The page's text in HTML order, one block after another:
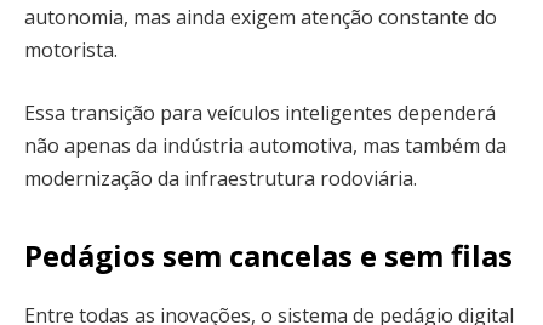
autonomia, mas ainda exigem atenção constante do
motorista.
Essa transição para veículos inteligentes dependerá
não apenas da indústria automotiva, mas também da
modernização da infraestrutura rodoviária.
Pedágios sem cancelas e sem filas
Entre todas as inovações, o sistema de pedágio digital